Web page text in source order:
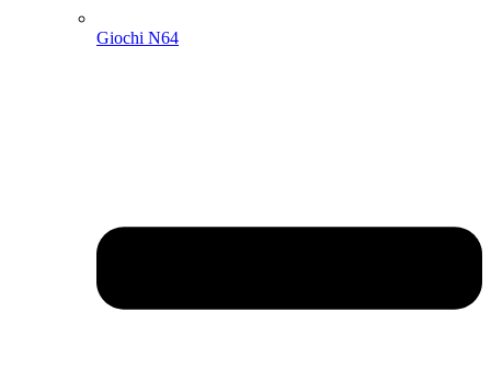
Giochi N64